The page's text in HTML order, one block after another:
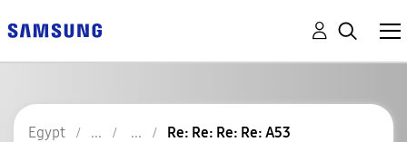
Egypt Re: Re: Re: Re: A53